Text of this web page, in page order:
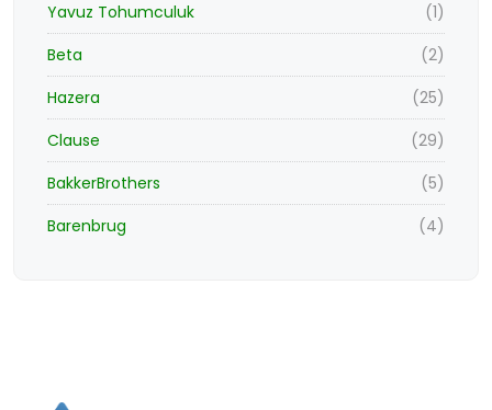
Yavuz Tohumculuk
(1)
Beta
(2)
Hazera
(25)
Clause
(29)
BakkerBrothers
(5)
Barenbrug
(4)